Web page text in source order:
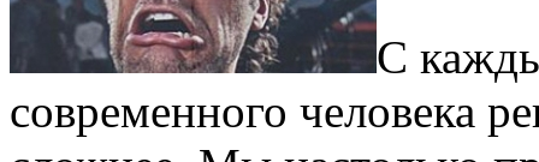
С
современного человека